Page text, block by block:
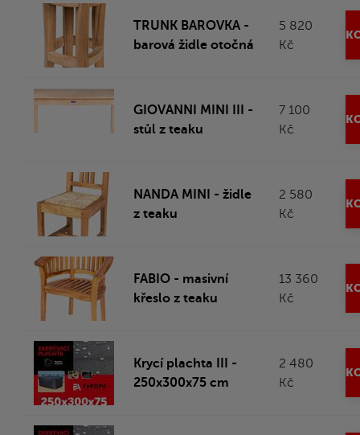
TRUNK BAROVKA -
barová židle otočná
5 820
Kč
GIOVANNI MINI III -
stůl z teaku
7 100
Kč
NANDA MINI - židle
z teaku
2 580
Kč
FABIO - masivní
křeslo z teaku
13 360
Kč
Krycí plachta III -
250x300x75 cm
2 480
Kč